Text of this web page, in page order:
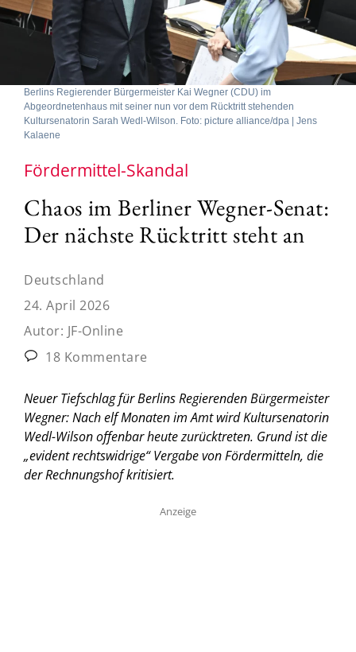
Berlins Regierender Bürgermeister Kai Wegner (CDU) im
Abgeordnetenhaus mit seiner nun vor dem Rücktritt stehenden
Kultursenatorin Sarah Wedl-Wilson. Foto: picture alliance/dpa | Jens
Kalaene
Fördermittel-Skandal
Chaos im Berliner Wegner-Senat:
Der nächste Rücktritt steht an
Deutschland
24. April 2026
Autor: JF-Online
18 Kommentare
Neuer Tiefschlag für Berlins Regierenden Bürgermeister
Wegner: Nach elf Monaten im Amt wird Kultursenatorin
Wedl-Wilson offenbar heute zurücktreten. Grund ist die
„evident rechtswidrige“ Vergabe von Fördermitteln, die
der Rechnungshof kritisiert.
Anzeige